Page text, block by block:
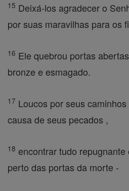
15 Deixá-los agradecer o
por suas maravilhas para os
16 Ele quebrou portas
bronze e esmagado.
17 Loucos por seus
causa de seus pecados ,
18 encontrar tudo
perto das portas da morte -